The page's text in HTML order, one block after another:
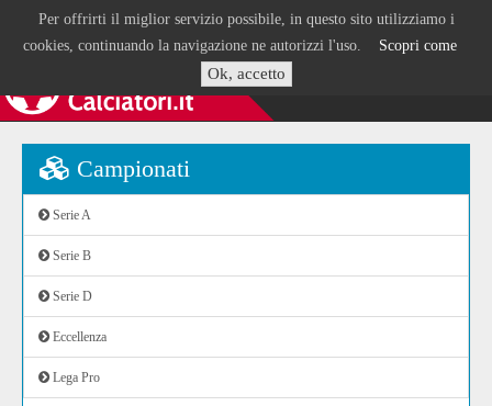
Per offrirti il miglior servizio possibile, in questo sito utilizziamo i
cookies, continuando la navigazione ne autorizzi l'uso. Scopri come
Ok, accetto
Campionati
Serie A
Serie B
Serie D
Eccellenza
Lega Pro